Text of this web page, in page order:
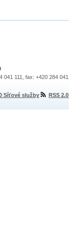
041 111, fax: +420 284
Síťové služby RSS